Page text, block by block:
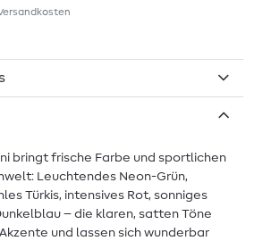
bringt frische Farbe und sportlichen
Leuchtendes Neon-Grün,
Türkis, intensives Rot, sonniges
– die klaren, satten Töne
und lassen sich wunderbar